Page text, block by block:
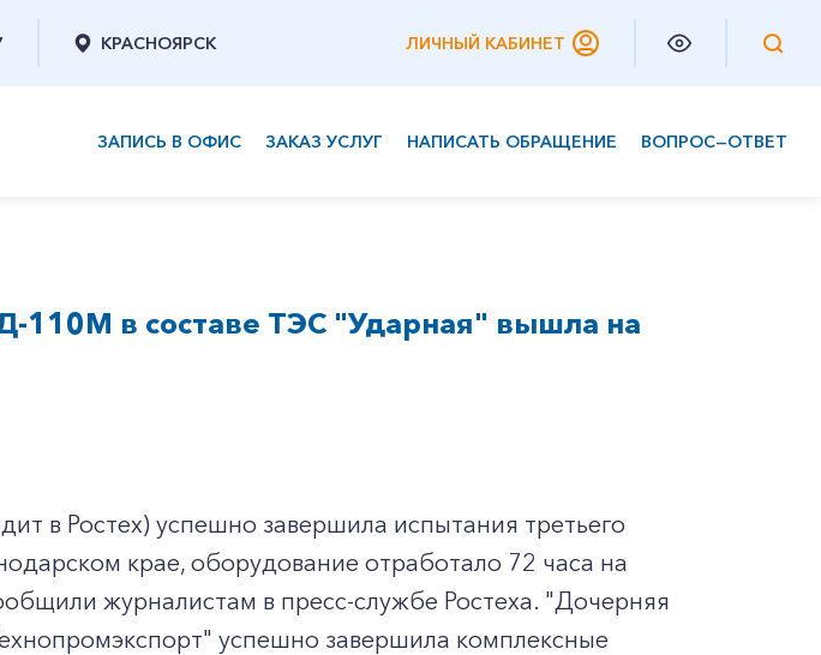
КРАСНОЯРСК ЛИЧНЫЙ КАБИНЕТ
ЗАПИСЬ В ОФИС ЗАКАЗ УСЛУГ НАПИСАТЬ ОБРАЩЕНИЕ ВОПРОС—ОТВЕТ
110М в составе ТЭС "Ударная" вышла на
в Ростех) успешно завершила испытания третьего
крае, оборудование отработало 72 часа на
журналистам в пресс-службе Ростеха. "Дочерняя
успешно завершила комплексные